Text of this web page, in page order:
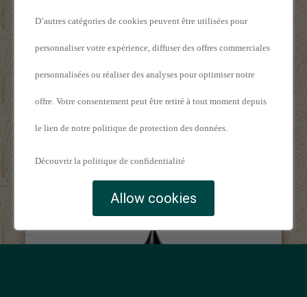
Booster Suprême 18mg 10ml -
D’autres catégories de cookies peuvent être utilisées pour
personnaliser votre expérience, diffuser des offres commerciales
personnalisées ou réaliser des analyses pour optimiser notre
offre. Votre consentement peut être retiré à tout moment depuis
le lien de notre politique de protection des données.
Découvrir la politique de confidentialité
Allow cookies